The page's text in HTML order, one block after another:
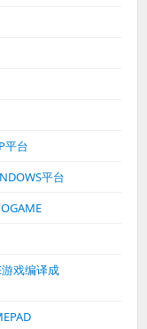
平台
平台
戏编译成